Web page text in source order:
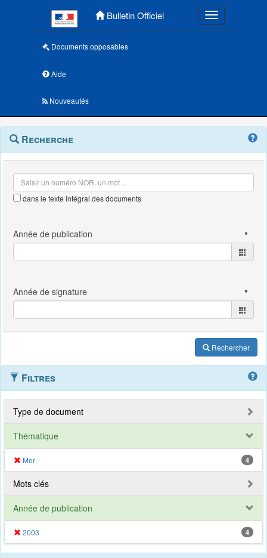
Bulletin Officiel Toggle
Documents opposables
Aide
Nouveautés
Navigation
outils
Menu
contextuel
Recherche
dans le texte intégral des documents
Rechercher
Filtres
Type de document
Thématique
Mer 4
Mots clés
Année de publication
2003 4